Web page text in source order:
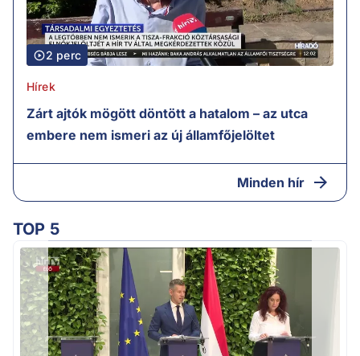
2 perc
Hírek
Zárt ajtók mögött döntött a hatalom – az utca
embere nem ismeri az új államfőjelöltet
Minden hír
TOP 5